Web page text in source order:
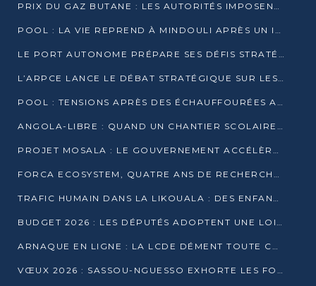
PRIX DU GAZ BUTANE : LES AUTORITÉS IMPOSENT LE RESPECT DES PRIX RÉGLEMENTÉS
POOL : LA VIE REPREND À MINDOULI APRÈS UN INCIDENT ARMÉ SUR LA RN1
LE PORT AUTONOME PRÉPARE SES DÉFIS STRATÉGIQUES DE 2026
L’ARPCE LANCE LE DÉBAT STRATÉGIQUE SUR LES DONNÉES, L’IA ET LA FINANCE NUMÉRIQUE AU CONGO
POOL : TENSIONS APRÈS DES ÉCHAUFFOURÉES ARMÉES ENTRE DGSP ET EX-MILICIENS NINJA
ANGOLA-LIBRE : QUAND UN CHANTIER SCOLAIRE DEVIENT LE MIROIR D’UN CONGO EN MOUVEMENT
PROJET MOSALA : LE GOUVERNEMENT ACCÉLÈRE L’INSERTION DES JEUNES EN 2026
FORCA ECOSYSTEM, QUATRE ANS DE RECHERCHE DE TERRAIN AVANT UN LANCEMENT OFFICIEL EN 2026
TRAFIC HUMAIN DANS LA LIKOUALA : DES ENFANTS AUTOCHTONES RÉDUITS AU TRAVAIL FORCÉ
BUDGET 2026 : LES DÉPUTÉS ADOPTENT UNE LOI DES FINANCES DE PLUS DE 2500 MILLIARDS FCFA
ARNAQUE EN LIGNE : LA LCDE DÉMENT TOUTE CAMPAGNE DE RECRUTEMENT
VŒUX 2026 : SASSOU-NGUESSO EXHORTE LES FORCES VIVES À RENFORCER L’UNITÉ